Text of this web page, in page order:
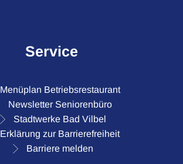
Service
Menüplan Betriebsrestaurant
Newsletter Seniorenbüro
Stadtwerke Bad Vilbel
Erklärung zur Barrierefreiheit
Barriere melden